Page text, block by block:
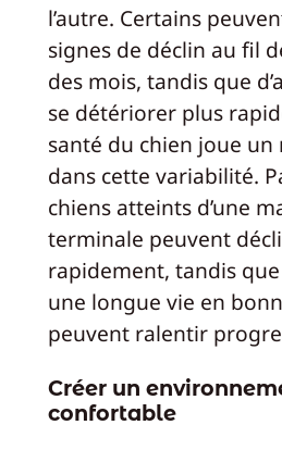
l’autre. Certains
signes de déclin au fil
des mois, tandis que
se détériorer plus
santé du chien joue
dans cette variabilité.
chiens atteints d’une
terminale peuvent
rapidement, tandis
une longue vie en
peuvent ralentir
Créer un
confortable